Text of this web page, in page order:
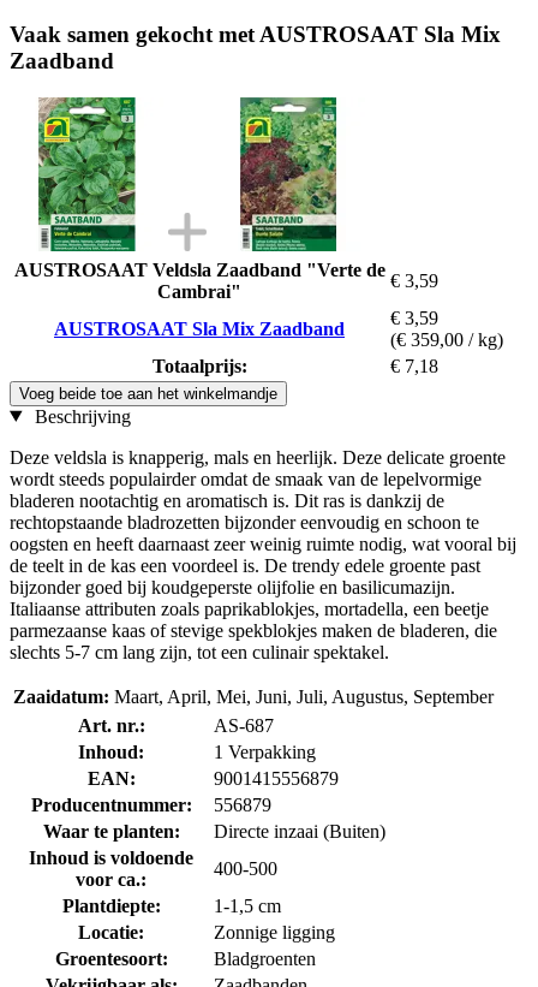
Vaak samen gekocht met AUSTROSAAT Sla Mix
Zaadband
AUSTROSAAT Veldsla Zaadband "Verte de
Cambrai"
€ 3,59
AUSTROSAAT Sla Mix Zaadband
€ 3,59
(€ 359,00 / kg)
Totaalprijs:
€ 7,18
Voeg beide toe aan het winkelmandje
Beschrijving
Deze veldsla is knapperig, mals en heerlijk. Deze delicate groente
wordt steeds populairder omdat de smaak van de lepelvormige
bladeren nootachtig en aromatisch is. Dit ras is dankzij de
rechtopstaande bladrozetten bijzonder eenvoudig en schoon te
oogsten en heeft daarnaast zeer weinig ruimte nodig, wat vooral bij
de teelt in de kas een voordeel is. De trendy edele groente past
bijzonder goed bij koudgeperste olijfolie en basilicumazijn.
Italiaanse attributen zoals paprikablokjes, mortadella, een beetje
parmezaanse kaas of stevige spekblokjes maken de bladeren, die
slechts 5-7 cm lang zijn, tot een culinair spektakel.
Zaaidatum: Maart, April, Mei, Juni, Juli, Augustus, September
Art. nr.:
AS-687
Inhoud:
1 Verpakking
EAN:
9001415556879
Producentnummer:
556879
Waar te planten:
Directe inzaai (Buiten)
Inhoud is voldoende
voor ca.:
400-500
Plantdiepte:
1-1,5 cm
Locatie:
Zonnige ligging
Groentesoort:
Bladgroenten